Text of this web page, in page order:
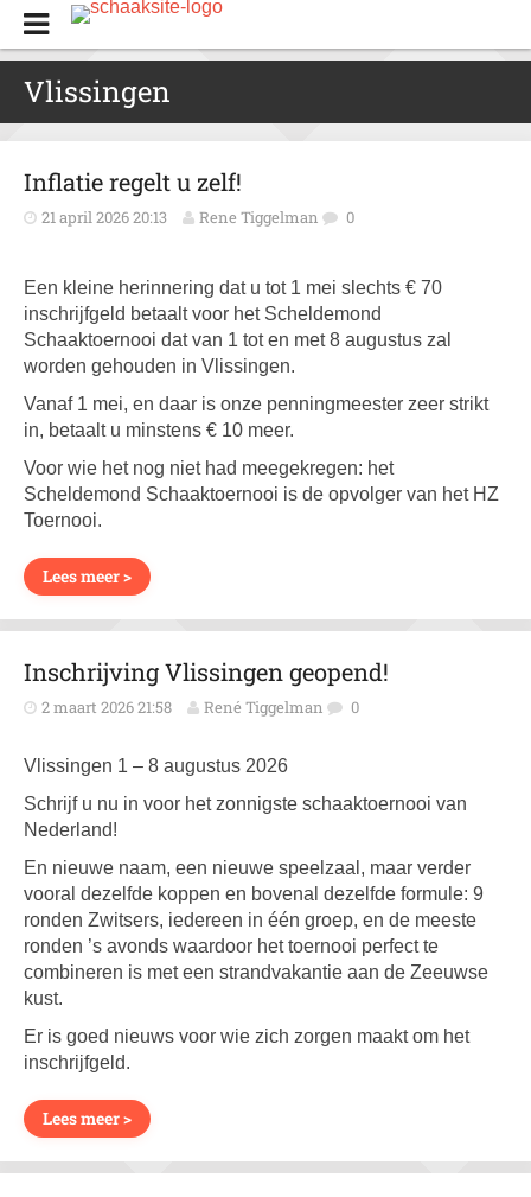
Vlissingen
Inflatie regelt u zelf!
21 april 2026 20:13 Rene Tiggelman 0
Een kleine herinnering dat u tot 1 mei slechts € 70
inschrijfgeld betaalt voor het Scheldemond
Schaaktoernooi dat van 1 tot en met 8 augustus zal
worden gehouden in Vlissingen.
Vanaf 1 mei, en daar is onze penningmeester zeer strikt
in, betaalt u minstens € 10 meer.
Voor wie het nog niet had meegekregen: het
Scheldemond Schaaktoernooi is de opvolger van het HZ
Toernooi.
Lees meer >
Inschrijving Vlissingen geopend!
2 maart 2026 21:58 René Tiggelman 0
Vlissingen 1 – 8 augustus 2026
Schrijf u nu in voor het zonnigste schaaktoernooi van
Nederland!
En nieuwe naam, een nieuwe speelzaal, maar verder
vooral dezelfde koppen en bovenal dezelfde formule: 9
ronden Zwitsers, iedereen in één groep, en de meeste
ronden ’s avonds waardoor het toernooi perfect te
combineren is met een strandvakantie aan de Zeeuwse
kust.
Er is goed nieuws voor wie zich zorgen maakt om het
inschrijfgeld.
Lees meer >